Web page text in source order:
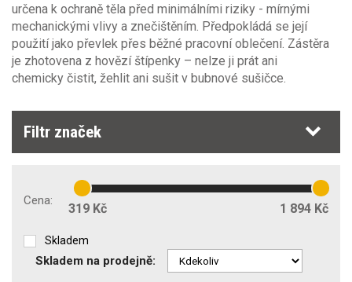
Sezóna
jaro/podzim(11)
Obecné vlastnosti
Typ oděvu
Příprava na strojní vyšívání
Zakázkové šití
Ochrana pro svařování a podobné postupy EN11611
Ochrana pro svařování a podobné postupy
Třída ochrany
2(9)
určena k ochraně těla před minimálními riziky - mírnými
mechanickými vlivy a znečištěním. Předpokládá se její
použití jako převlek přes běžné pracovní oblečení. Zástěra
je zhotovena z hovězí štípenky – nelze ji prát ani
chemicky čistit, žehlit ani sušit v bubnové sušičce.
Filtr značek
Cena:
319 Kč 1 894 Kč
Skladem
Skladem na prodejně: